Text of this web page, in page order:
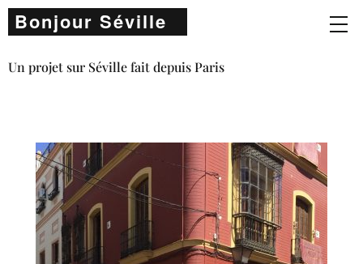
Bonjour Séville
Un projet sur Séville fait depuis Paris